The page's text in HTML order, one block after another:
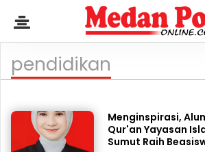
pendidikan
Menginspirasi,
Qur'an Yayasan
Sumut Raih